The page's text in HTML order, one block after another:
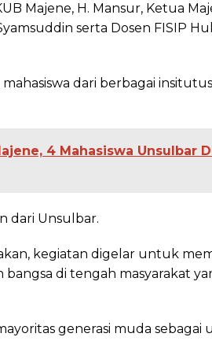
Majene, H. Mansur, Ketua
serta Dosen FISIP
dari berbagai
4 Mahasiswa Unsulbar
dari Unsulbar.
kegiatan digelar untuk
bangsa di tengah masyarakat
generasi muda sebagai